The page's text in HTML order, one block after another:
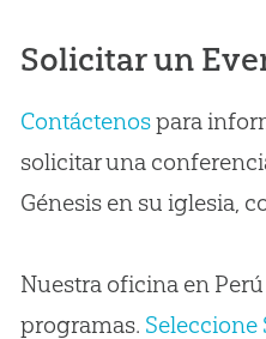
Solicitar un
Contáctenospara
solicitar una
Génesis en su iglesia,
Nuestra oficina en
programas. Seleccione